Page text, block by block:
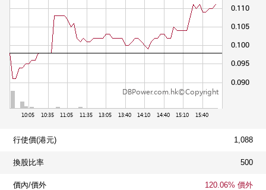
行使價(港元) 1,088
換股比率 500
價內/價外 120.06% 價外